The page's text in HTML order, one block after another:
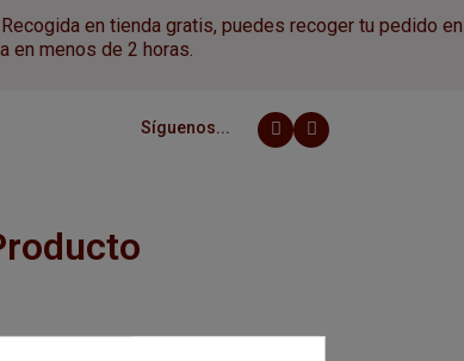
en tienda gratis, puedes recoger tu pedido
en menos de 2 horas.
Síguenos...
lugar para tu gato